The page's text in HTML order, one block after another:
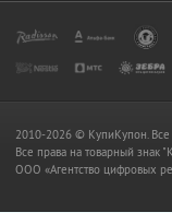
2010-2026 © КупиКупон.
Все права на товарный знак
OOO «Агентство цифровых